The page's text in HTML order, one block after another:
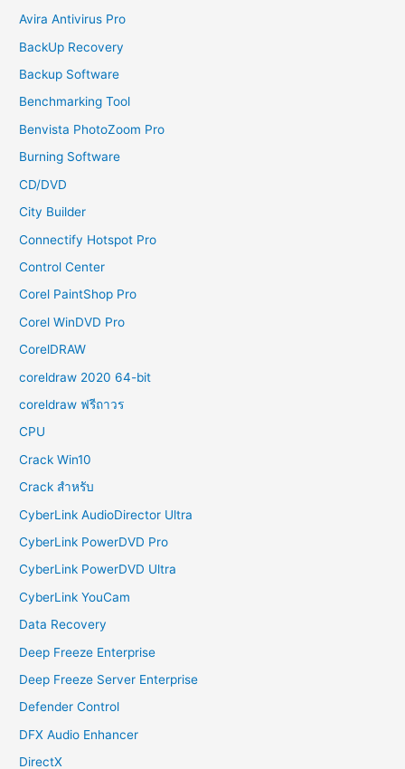
Avira Antivirus Pro
BackUp Recovery
Backup Software
Benchmarking Tool
Benvista PhotoZoom Pro
Burning Software
CD/DVD
City Builder
Connectify Hotspot Pro
Control Center
Corel PaintShop Pro
Corel WinDVD Pro
CorelDRAW
coreldraw 2020 64-bit
coreldraw ฟรีถาวร
CPU
Crack Win10
Crack สำหรับ
CyberLink AudioDirector Ultra
CyberLink PowerDVD Pro
CyberLink PowerDVD Ultra
CyberLink YouCam
Data Recovery
Deep Freeze Enterprise
Deep Freeze Server Enterprise
Defender Control
DFX Audio Enhancer
DirectX